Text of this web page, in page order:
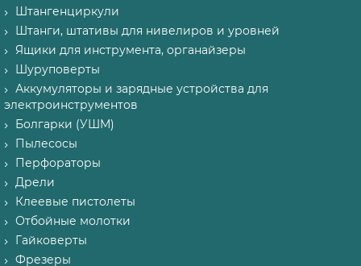
Штангенциркули
Штанги, штативы для нивелиров и уровней
Ящики для инструмента, органайзеры
Шуруповерты
Аккумуляторы и зарядные устройства для
электроинструментов
Болгарки (УШМ)
Пылесосы
Перфораторы
Дрели
Клеевые пистолеты
Отбойные молотки
Гайковерты
Фрезеры